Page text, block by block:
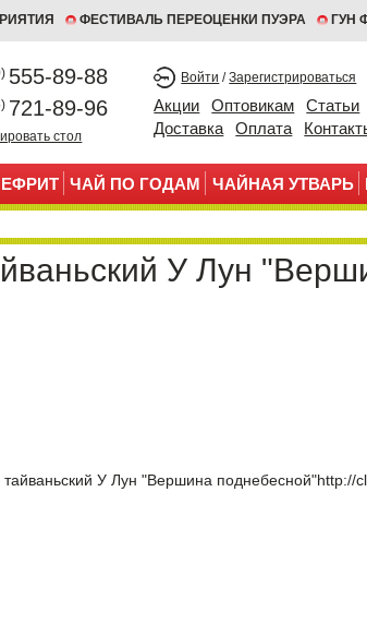
ФЕСТИВАЛЬ ПЕРЕОЦЕНКИ ПУЭРА ГУН
555-89-88
721-89-96
стол
Войти /Зарегистрироваться
Акции Оптовикам
Статьи
Доставка
Оплата
ЧАЙ ПО ГОДАМ ЧАЙНАЯ УТВАРЬ
У Лун
У Лун "Вершина поднебесной"http://